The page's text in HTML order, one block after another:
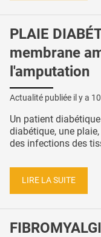
PLAIE
membrane
l'amputation
Actualité publiée il y a
Un patient
diabétique, une
des infections des
LIRE LA SUITE